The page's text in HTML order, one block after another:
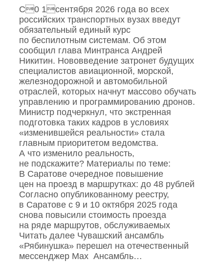
С0 1сентября 2026 года во всех
российских транспортных вузах введут
обязательный единый курс
по беспилотным системам. Об этом
сообщил глава Минтранса Андрей
Никитин. Нововведение затронет будущих
специалистов авиационной, морской,
железнодорожной и автомобильной
отраслей, которых начнут массово обучать
управлению и программированию дронов.
Министр подчеркнул, что экстренная
подготовка таких кадров в условиях
«изменившейся реальности» стала
главным приоритетом ведомства.
А что изменило реальность,
не подскажите? Материалы по теме:
В Саратове очередное повышение
цен на проезд в маршрутках: до 48 рублей
Согласно опубликованному реестру,
в Саратове с 9 и 10 октября 2025 года
снова повысили стоимость проезда
на ряде маршрутов, обслуживаемых
Читать далее Чувашский ансамбль
«Рябинушка» перешел на отечественный
мессенджер Max Ансамбль…